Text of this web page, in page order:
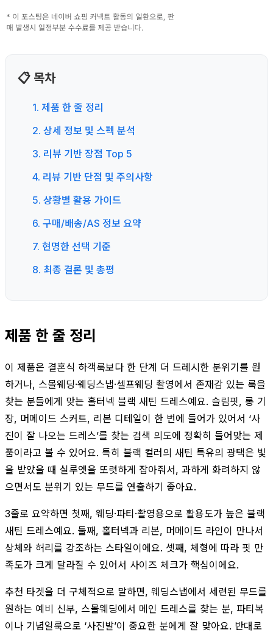
📋 목차
1. 제품 한 줄 정리
2. 상세 정보 및 스펙 분석
3. 리뷰 기반 장점 Top 5
4. 리뷰 기반 단점 및 주의사항
5. 상황별 활용 가이드
6. 구매/배송/AS 정보 요약
7. 현명한 선택 기준
8. 최종 결론 및 총평
제품 한 줄 정리
이 제품은 결혼식 하객룩보다 한 단계 더 드레시한 분위기를 원
하거나, 스몰웨딩·웨딩스냅·셀프웨딩 촬영에서 존재감 있는 룩을
찾는 분들에게 맞는 홀터넥 블랙 새틴 드레스예요. 슬림핏, 롱 기
장, 머메이드 스커트, 리본 디테일이 한 번에 들어가 있어서 ‘사
진이 잘 나오는 드레스’를 찾는 검색 의도에 정확히 들어맞는 제
품이라고 볼 수 있어요. 특히 블랙 컬러의 새틴 특유의 광택은 빛
을 받았을 때 실루엣을 또렷하게 잡아줘서, 과하게 화려하지 않
으면서도 분위기 있는 무드를 연출하기 좋아요.
3줄로 요약하면 첫째, 웨딩·파티·촬영용으로 활용도가 높은 블랙
새틴 드레스예요. 둘째, 홀터넥과 리본, 머메이드 라인이 만나서
상체와 허리를 강조하는 스타일이에요. 셋째, 체형에 따라 핏 만
족도가 크게 달라질 수 있어서 사이즈 체크가 핵심이에요.
추천 타겟을 더 구체적으로 말하면, 웨딩스냅에서 세련된 무드를
원하는 예비 신부, 스몰웨딩에서 메인 드레스를 찾는 분, 파티복
이나 기념일룩으로 ‘사진발’이 중요한 분에게 잘 맞아요. 반대로